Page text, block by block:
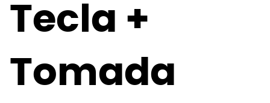
Tecla +
Tomada